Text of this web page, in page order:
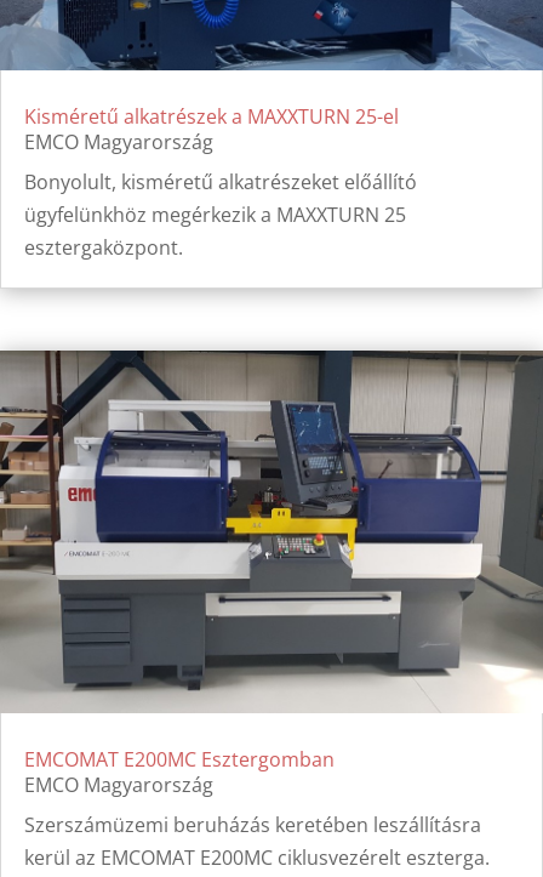
Kisméretű alkatrészek a MAXXTURN 25-el
EMCO Magyarország
Bonyolult, kisméretű alkatrészeket előállító
ügyfelünkhöz megérkezik a MAXXTURN 25
esztergaközpont.
EMCOMAT E200MC Esztergomban
EMCO Magyarország
Szerszámüzemi beruházás keretében leszállításra
kerül az EMCOMAT E200MC ciklusvezérelt eszterga.